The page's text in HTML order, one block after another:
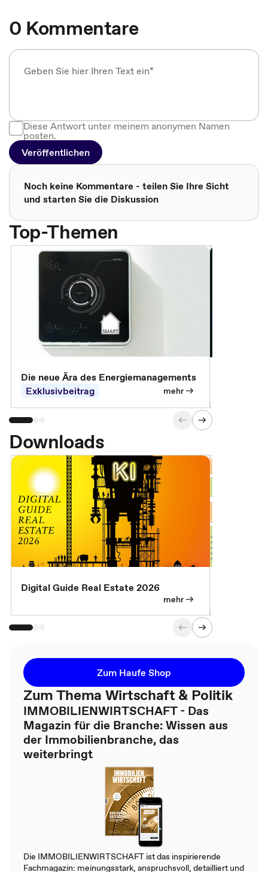
0 Kommentare
Diese Antwort unter meinem anonymen Namen
posten.
Veröffentlichen
Noch keine Kommentare - teilen Sie Ihre Sicht
und starten Sie die Diskussion
Top-Themen
Die neue Ära des Energiemanagements
Exklusivbeitrag
mehr
Downloads
Digital Guide Real Estate 2026
mehr
Zum Haufe Shop
Zum Thema Wirtschaft & Politik
IMMOBILIENWIRTSCHAFT - Das
Magazin für die Branche: Wissen aus
der Immobilienbranche, das
weiterbringt
Die IMMOBILIENWIRTSCHAFT ist das inspirierende
Fachmagazin: meinungsstark, anspruchsvoll, detailliert und